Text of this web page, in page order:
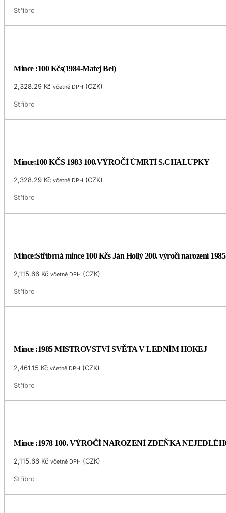
Stříbro
Mince :100 Kčs(1984-Matej Bel)
2,328.29 Kč včetně DPH (CZK)
Stříbro
Mince:100 KČS 1983 100.VÝROČÍ ÚMRTÍ S.CHALUPKY
2,328.29 Kč včetně DPH (CZK)
Stříbro
Mince:Stříbrná mince 100 Kčs Ján Hollý 200. výročí narození 1985
2,115.66 Kč včetně DPH (CZK)
Stříbro
Mince :1985 MISTROVSTVÍ SVĚTA V LEDNÍM HOKEJ
2,461.15 Kč včetně DPH (CZK)
Stříbro
Mince :1978 100. VÝROČÍ NAROZENÍ ZDEŇKA
2,115.66 Kč včetně DPH (CZK)
Stříbro